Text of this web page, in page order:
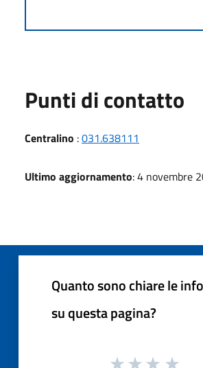
Punti di contatto
Centralino :031.638111
Ultimo aggiornamento: 4 novembre
Quanto sono chiare le
su questa pagina?